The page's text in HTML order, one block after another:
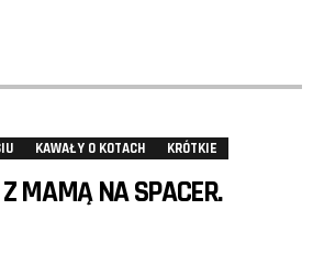
KAWAŁY O KOTACH KRÓTKIE
MAMĄ NA SPACER.